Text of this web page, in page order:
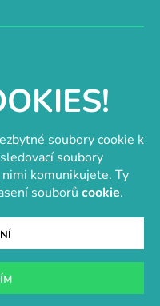
soubory cookie k
soubory
komunikujete. Ty
souborů cookie.
Tvořit je radost
. Všechna práva